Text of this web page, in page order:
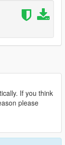
If you think
please